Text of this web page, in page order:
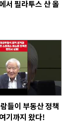
서 필라투스 산 올
들이 부동산 정책
기까지 왔다!